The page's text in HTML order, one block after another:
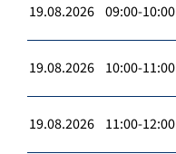
19.08.2026 09:00-10:00
19.08.2026 10:00-11:00
19.08.2026 11:00-12:00